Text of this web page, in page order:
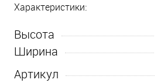
Характеристики:
Высота
Ширина
Артикул